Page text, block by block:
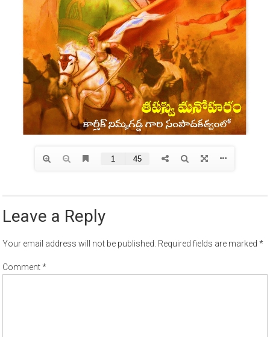
Leave a Reply
Your email address will not be published. Required fields are marked*
Comment*